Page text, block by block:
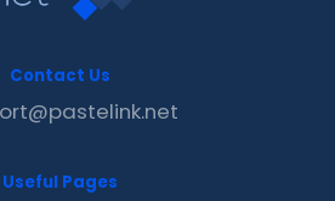
Contact Us
Useful Pages